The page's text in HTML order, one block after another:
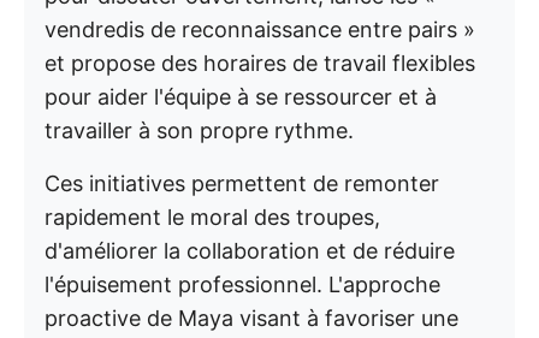
vendredis de reconnaissance entre pairs »
et propose des horaires de travail flexibles
pour aider l'équipe à se ressourcer et à
travailler à son propre rythme.
Ces initiatives permettent de remonter
rapidement le moral des troupes,
d'améliorer la collaboration et de réduire
l'épuisement professionnel. L'approche
proactive de Maya visant à favoriser une